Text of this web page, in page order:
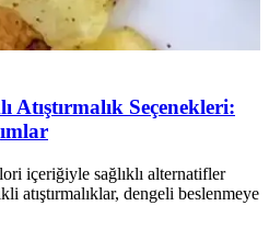
Atıştırmalık Seçenekleri:
içeriğiyle sağlıklı alternatifler
atıştırmalıklar, dengeli beslenmeye